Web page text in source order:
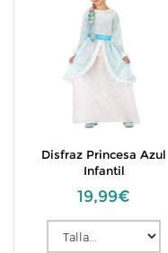
Disfraz Princesa Azul
Infantil
19,99€